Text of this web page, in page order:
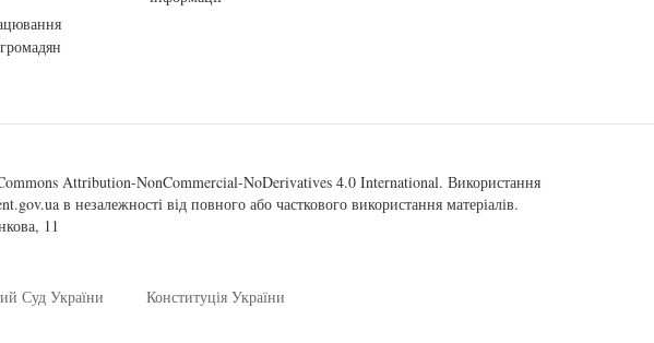
Attribution-NonCommercial-NoDerivatives 4.0 International. Використання
в незалежності від повного або часткового використання матеріалів.
11
Суд України Конституція України